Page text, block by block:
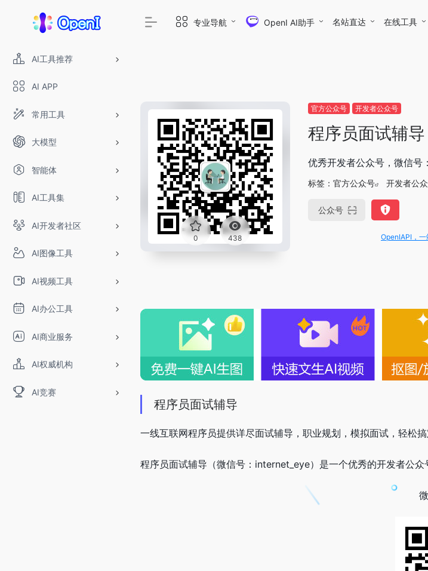
AI工具推荐
AI APP
常用工具
大模型
智能体
AI工具集
AI开发者社区
AI图像工具
AI视频工具
AI办公工具
AI商业服务
AI权威机构
AI竞赛
专业导航 OpenI AI助手 名站直达 在线工具
0 438
官方公众号 开发者公众号
程序员面试辅导
优秀开发者公众号，微信号
标签： 官方公众号 开发者公
公众号
OpenIAPI，一站式大模
程序员面试辅导
一线互联网程序员提供详尽面试辅导，职业规划，模拟面试，轻松
程序员面试辅导（微信号：internet_eye）是一个优秀的开发者公